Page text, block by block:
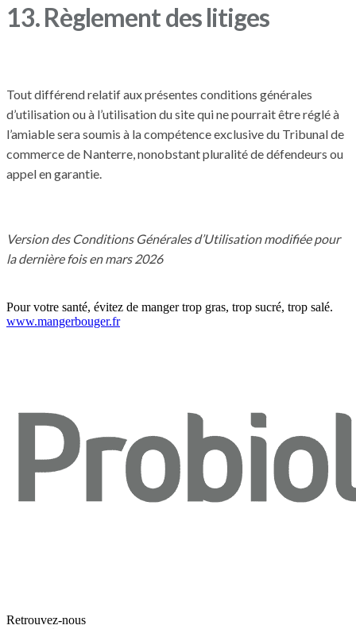
13. Règlement des litiges
Tout différend relatif aux présentes conditions générales
d’utilisation ou à l’utilisation du site qui ne pourrait être réglé à
l’amiable sera soumis à la compétence exclusive du Tribunal de
commerce de Nanterre, nonobstant pluralité de défendeurs ou
appel en garantie.
Version des Conditions Générales d’Utilisation modifiée pour
la dernière fois en mars 2026
Pour votre santé, évitez de manger trop gras, trop sucré, trop salé.
www.mangerbouger.fr
Retrouvez-nous